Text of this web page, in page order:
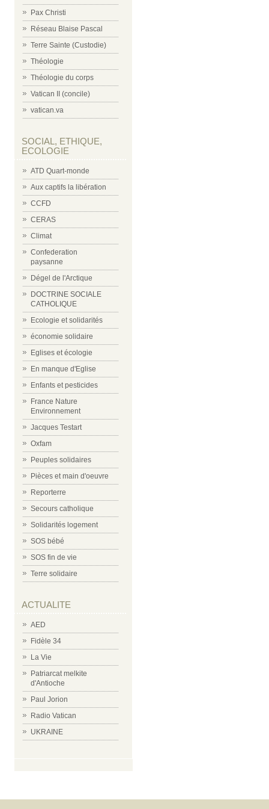
Pax Christi
Réseau Blaise Pascal
Terre Sainte (Custodie)
Théologie
Théologie du corps
Vatican II (concile)
vatican.va
SOCIAL, ETHIQUE,
ECOLOGIE
ATD Quart-monde
Aux captifs la libération
CCFD
CERAS
Climat
Confederation
paysanne
Dégel de l'Arctique
DOCTRINE SOCIALE
CATHOLIQUE
Ecologie et solidarités
économie solidaire
Eglises et écologie
En manque d'Eglise
Enfants et pesticides
France Nature
Environnement
Jacques Testart
Oxfam
Peuples solidaires
Pièces et main d'oeuvre
Reporterre
Secours catholique
Solidarités logement
SOS bébé
SOS fin de vie
Terre solidaire
ACTUALITE
AED
Fidèle 34
La Vie
Patriarcat melkite
d'Antioche
Paul Jorion
Radio Vatican
UKRAINE